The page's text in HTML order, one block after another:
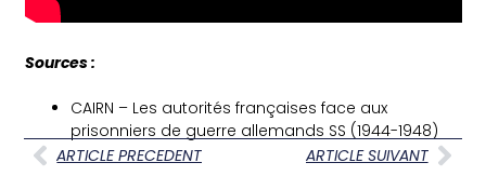
Sources :
CAIRN – Les autorités françaises face aux
prisonniers de guerre allemands SS (1944-1948)
ARTICLE PRECEDENT
ARTICLE SUIVANT